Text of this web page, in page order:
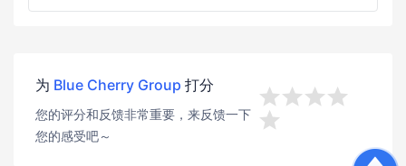
为 Blue Cherry Group 打分
您的评分和反馈非常重要，来反馈一下
您的感受吧～

